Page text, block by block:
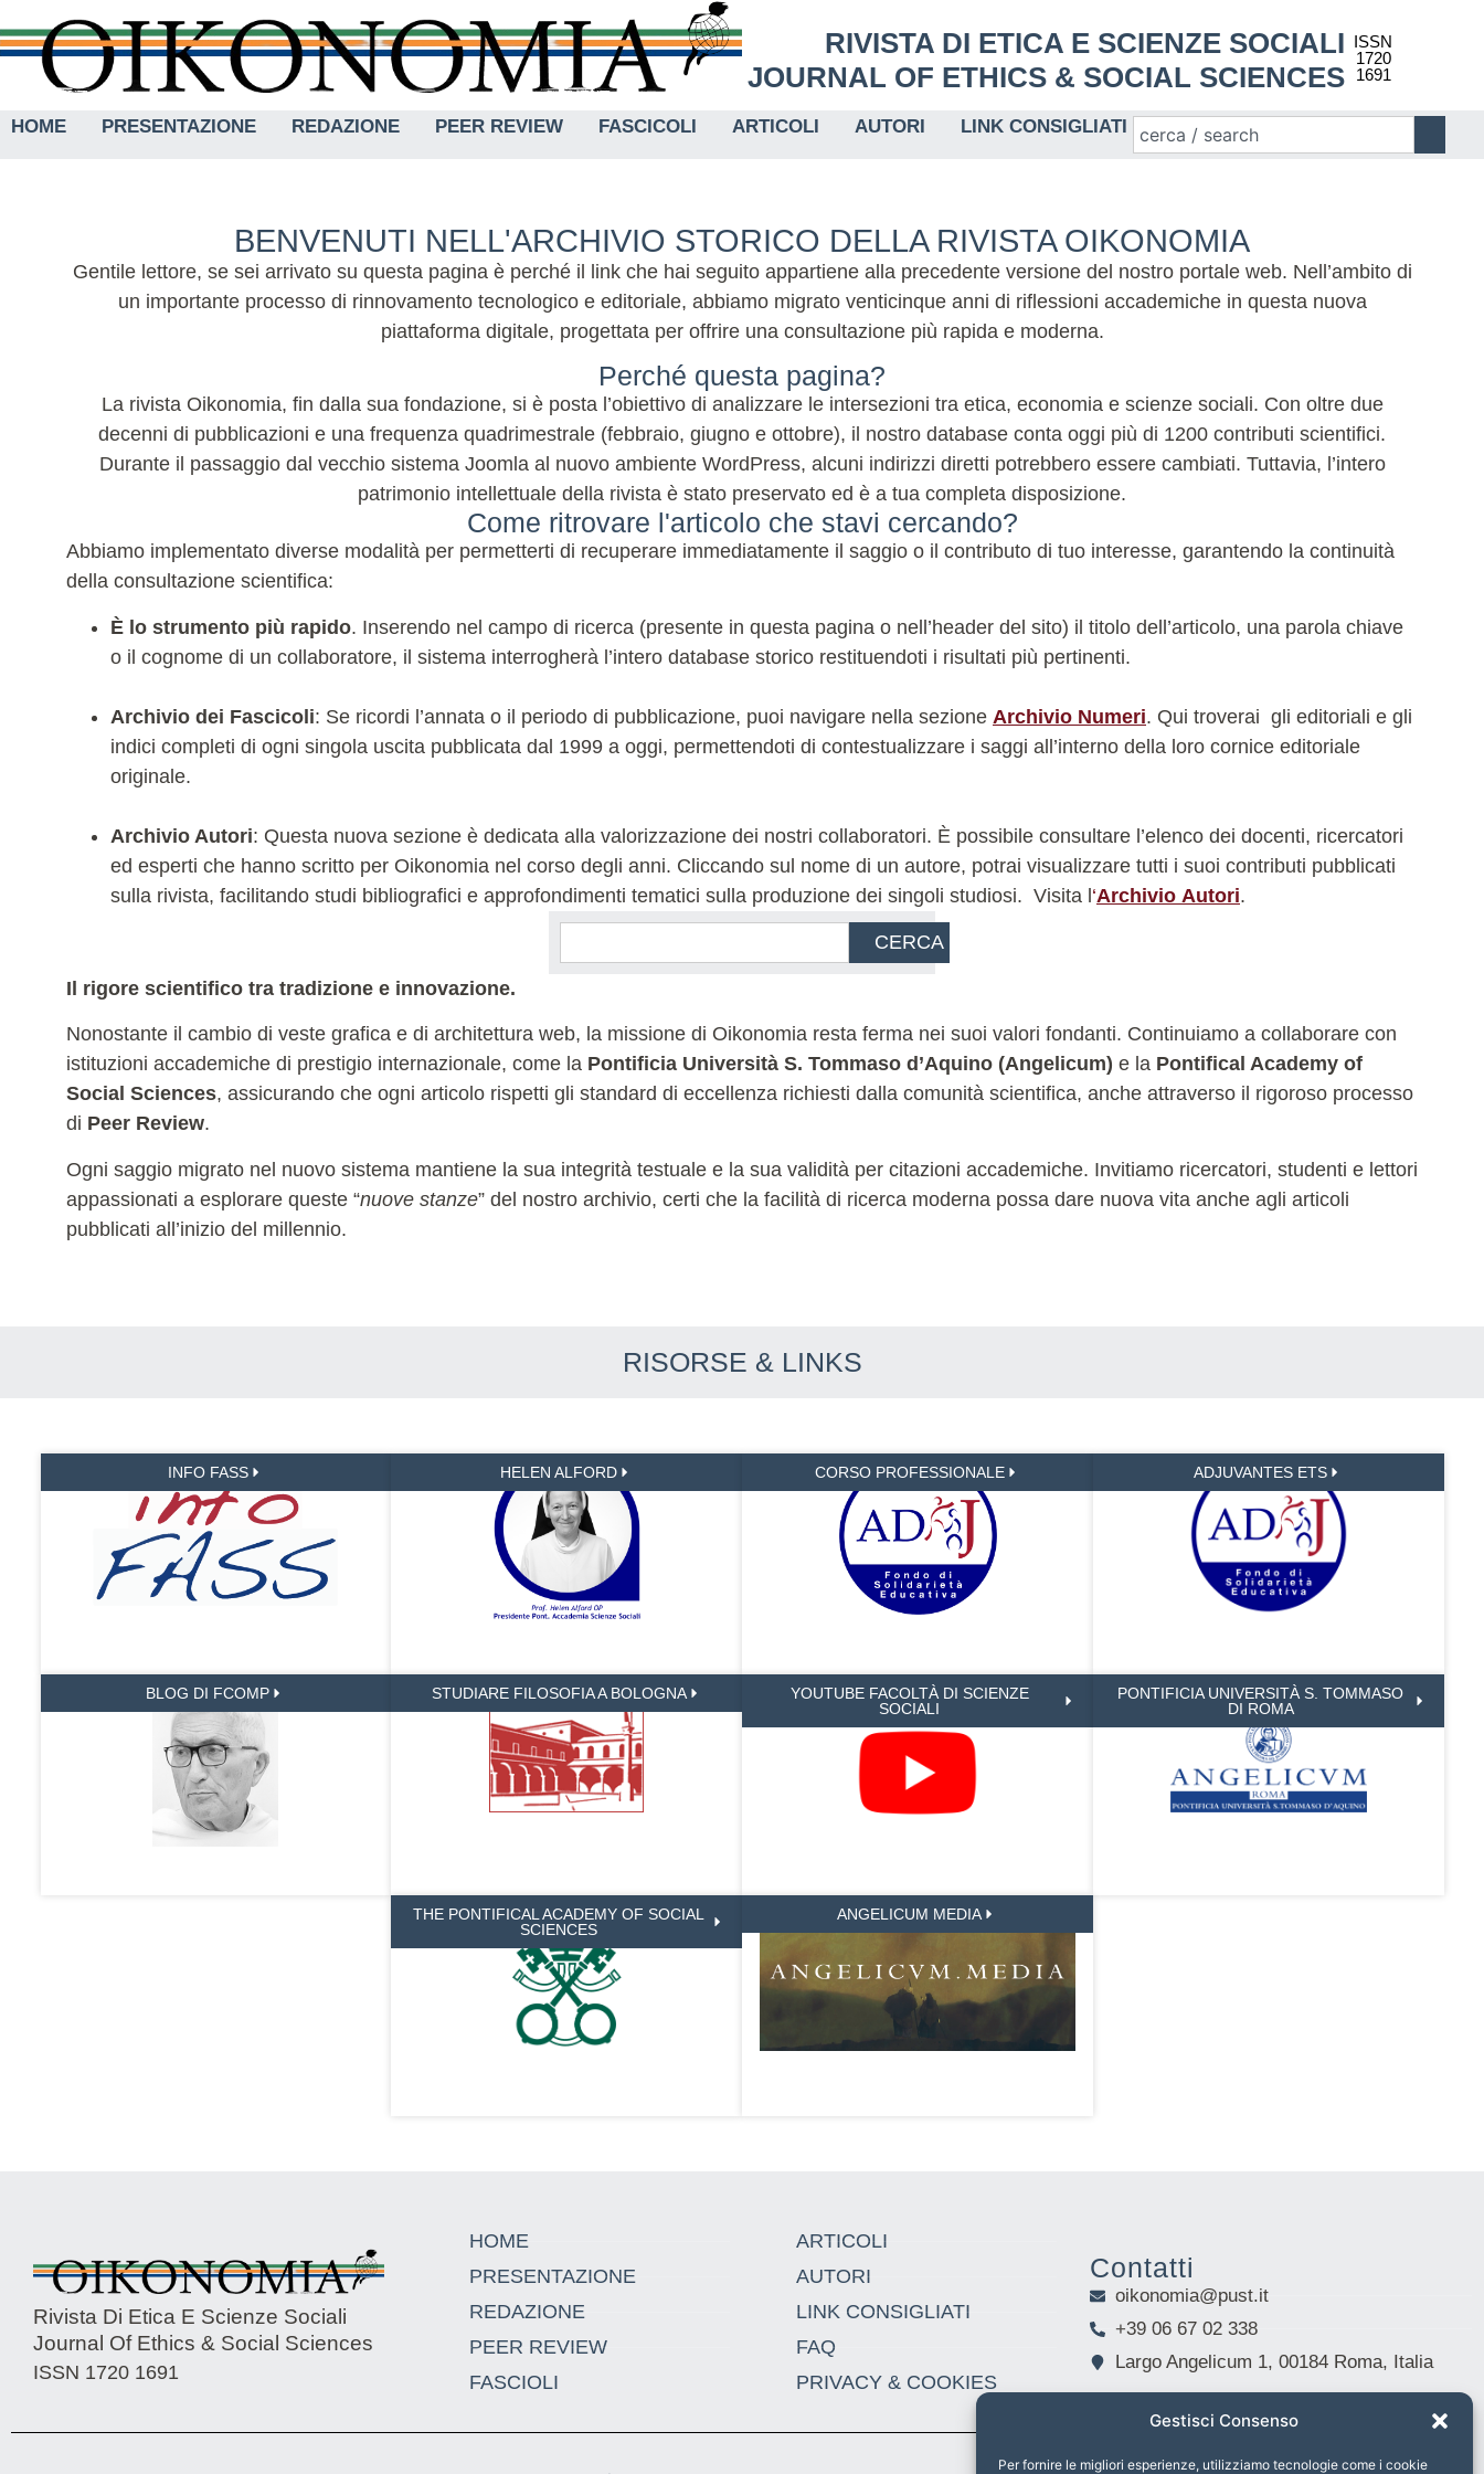
Gestisci Consenso
Per fornire le migliori esperienze, utilizziamo tecnologie come i cookie
RIVISTA DI ETICA E SCIENZE SOCIALI
JOURNAL OF ETHICS & SOCIAL SCIENCES
ISSN
1720
1691
HOME PRESENTAZIONE REDAZIONE PEER REVIEW FASCICOLI ARTICOLI AUTORI LINK CONSIGLIATI
BENVENUTI NELL'ARCHIVIO STORICO DELLA RIVISTA OIKONOMIA
Gentile lettore, se sei arrivato su questa pagina è perché il link che hai seguito appartiene alla precedente versione del nostro portale web. Nell’ambito di
un importante processo di rinnovamento tecnologico e editoriale, abbiamo migrato venticinque anni di riflessioni accademiche in questa nuova
piattaforma digitale, progettata per offrire una consultazione più rapida e moderna.
Perché questa pagina?
La rivista Oikonomia, fin dalla sua fondazione, si è posta l’obiettivo di analizzare le intersezioni tra etica, economia e scienze sociali. Con oltre due
decenni di pubblicazioni e una frequenza quadrimestrale (febbraio, giugno e ottobre), il nostro database conta oggi più di 1200 contributi scientifici.
Durante il passaggio dal vecchio sistema Joomla al nuovo ambiente WordPress, alcuni indirizzi diretti potrebbero essere cambiati. Tuttavia, l’intero
patrimonio intellettuale della rivista è stato preservato ed è a tua completa disposizione.
Come ritrovare l'articolo che stavi cercando?
Abbiamo implementato diverse modalità per permetterti di recuperare immediatamente il saggio o il contributo di tuo interesse, garantendo la continuità
della consultazione scientifica:
È lo strumento più rapido. Inserendo nel campo di ricerca (presente in questa pagina o nell’header del sito) il titolo dell’articolo, una parola chiave
o il cognome di un collaboratore, il sistema interrogherà l’intero database storico restituendoti i risultati più pertinenti.
Archivio dei Fascicoli: Se ricordi l’annata o il periodo di pubblicazione, puoi navigare nella sezione Archivio Numeri. Qui troverai gli editoriali e gli
indici completi di ogni singola uscita pubblicata dal 1999 a oggi, permettendoti di contestualizzare i saggi all’interno della loro cornice editoriale
originale.
Archivio Autori: Questa nuova sezione è dedicata alla valorizzazione dei nostri collaboratori. È possibile consultare l’elenco dei docenti, ricercatori
ed esperti che hanno scritto per Oikonomia nel corso degli anni. Cliccando sul nome di un autore, potrai visualizzare tutti i suoi contributi pubblicati
sulla rivista, facilitando studi bibliografici e approfondimenti tematici sulla produzione dei singoli studiosi. Visita l‘Archivio Autori.
CERCA
Il rigore scientifico tra tradizione e innovazione.
Nonostante il cambio di veste grafica e di architettura web, la missione di Oikonomia resta ferma nei suoi valori fondanti. Continuiamo a collaborare con
istituzioni accademiche di prestigio internazionale, come la Pontificia Università S. Tommaso d’Aquino (Angelicum) e la Pontifical Academy of
Social Sciences, assicurando che ogni articolo rispetti gli standard di eccellenza richiesti dalla comunità scientifica, anche attraverso il rigoroso processo
di Peer Review.
Ogni saggio migrato nel nuovo sistema mantiene la sua integrità testuale e la sua validità per citazioni accademiche. Invitiamo ricercatori, studenti e lettori
appassionati a esplorare queste “nuove stanze” del nostro archivio, certi che la facilità di ricerca moderna possa dare nuova vita anche agli articoli
pubblicati all’inizio del millennio.
RISORSE & LINKS
INFO FASS HELEN ALFORD CORSO PROFESSIONALE ADJUVANTES ETS
BLOG DI FCOMP STUDIARE FILOSOFIA A BOLOGNA
YOUTUBE FACOLTÀ DI SCIENZE
SOCIALI
PONTIFICIA UNIVERSITÀ S. TOMMASO
DI ROMA
THE PONTIFICAL ACADEMY OF SOCIAL
SCIENCES
ANGELICUM MEDIA
Rivista Di Etica E Scienze Sociali
Journal Of Ethics & Social Sciences
ISSN 1720 1691
HOME
PRESENTAZIONE
REDAZIONE
PEER REVIEW
FASCIOLI
ARTICOLI
AUTORI
LINK CONSIGLIATI
FAQ
PRIVACY & COOKIES
Contatti
oikonomia@pust.it
+39 06 67 02 338
Largo Angelicum 1, 00184 Roma, Italia